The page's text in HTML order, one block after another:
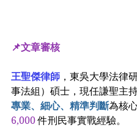
📌文章審核
王聖傑律師 ，東吳大學法律
事法組）碩士，現任謙聖主
專業、細心、精準判斷為核
6,000 件刑民事實戰經驗。